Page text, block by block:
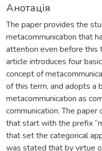
Анотація
The paper provides the
metacommunication that
attention even before this
article introduces four
concept of
of this term, and adopts a
metacommunication as
communication. The
that start with the prefix
that set the categorical
was stated that by virtue